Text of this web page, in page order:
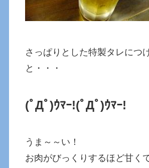
さっぱりとした特製タレにつ
と・・・
(ﾟДﾟ)ｳﾏｰ!(ﾟДﾟ)ｳﾏｰ!
うま～～い！
お肉がびっくりするほど甘く